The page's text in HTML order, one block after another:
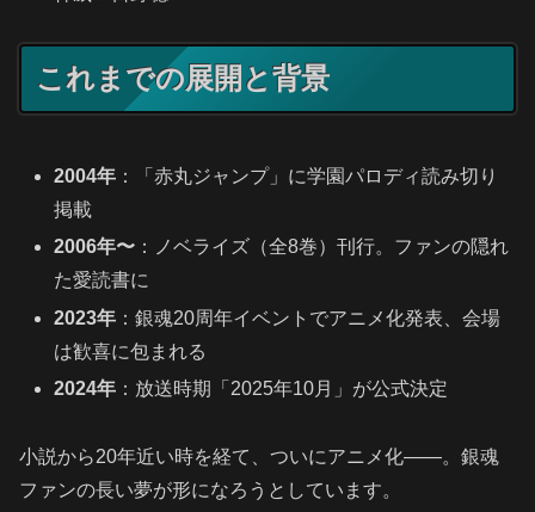
これまでの展開と背景
2004年 ：「赤丸ジャンプ」に学園パロディ読み切り
掲載
2006年〜 ：ノベライズ（全8巻）刊行。ファンの隠れ
た愛読書に
2023年 ：銀魂20周年イベントでアニメ化発表、会場
は歓喜に包まれる
2024年 ：放送時期「2025年10月」が公式決定
小説から20年近い時を経て、ついにアニメ化――。銀魂
ファンの長い夢が形になろうとしています。